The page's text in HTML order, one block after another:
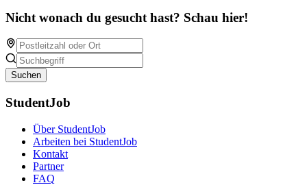
Nicht wonach du gesucht hast? Schau hier!
Suchen
StudentJob
Über StudentJob
Arbeiten bei StudentJob
Kontakt
Partner
FAQ